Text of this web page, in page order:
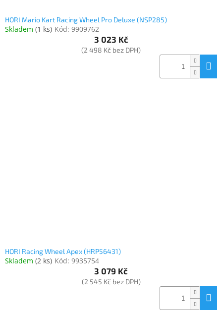
HORI Mario Kart Racing Wheel Pro Deluxe (NSP285)
Skladem (1 ks) Kód: 9909762
3 023 Kč
(2 498 Kč bez DPH)
HORI Racing Wheel Apex (HRP56431)
Skladem (2 ks) Kód: 9935754
3 079 Kč
(2 545 Kč bez DPH)